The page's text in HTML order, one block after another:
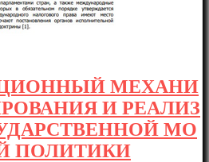
МЕХАНИ
И РЕАЛИЗ
МО
ПОЛИТИКИ